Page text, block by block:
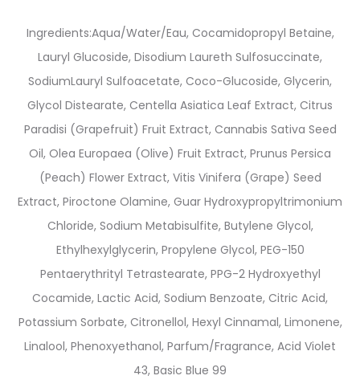
Ingredients:Aqua/Water/Eau, Cocamidopropyl Betaine,
Lauryl Glucoside, Disodium Laureth Sulfosuccinate,
SodiumLauryl Sulfoacetate, Coco-Glucoside, Glycerin,
Glycol Distearate, Centella Asiatica Leaf Extract, Citrus
Paradisi (Grapefruit) Fruit Extract, Cannabis Sativa Seed
Oil, Olea Europaea (Olive) Fruit Extract, Prunus Persica
(Peach) Flower Extract, Vitis Vinifera (Grape) Seed
Extract, Piroctone Olamine, Guar Hydroxypropyltrimonium
Chloride, Sodium Metabisulfite, Butylene Glycol,
Ethylhexylglycerin, Propylene Glycol, PEG-150
Pentaerythrityl Tetrastearate, PPG-2 Hydroxyethyl
Cocamide, Lactic Acid, Sodium Benzoate, Citric Acid,
Potassium Sorbate, Citronellol, Hexyl Cinnamal, Limonene,
Linalool, Phenoxyethanol, Parfum/Fragrance, Acid Violet
43, Basic Blue 99